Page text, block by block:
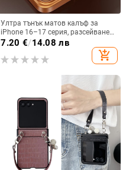
Ултра тънък матов калъф за
iPhone 16–17 серия, разсейване
на топлината, пълно покритие,
удароустойчив и устойчив на
отпечатъци
7.20 €/14.08 лв
add_shopping_cart